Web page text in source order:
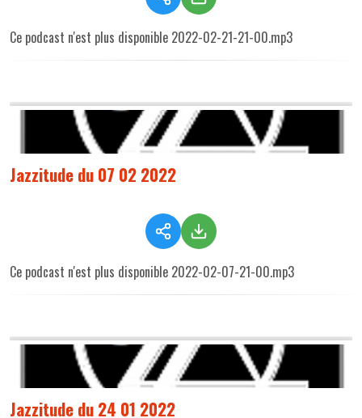
Ce podcast n'est plus disponible 2022-02-21-21-00.mp3
Jazzitude du 07 02 2022
Ce podcast n'est plus disponible 2022-02-07-21-00.mp3
Jazzitude du 24 01 2022